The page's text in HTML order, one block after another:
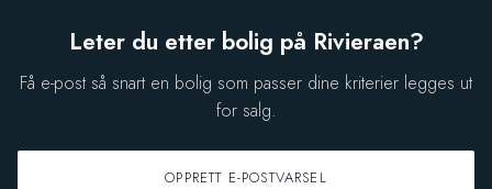
Leter du etter bolig på Rivieraen?
Få e-post så snart en bolig som passer dine kriterier legges ut
for salg.
OPPRETT E-POSTVARSEL